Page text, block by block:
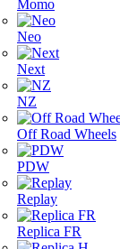
Momo
Neo
Next
NZ
Off Road Wheels
PDW
Replay
Replica FR